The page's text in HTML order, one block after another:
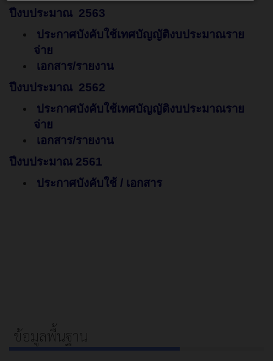
ปีงบประมาณ 2563
ประกาศบังคับใช้เทศบัญญัติงบประมาณราย
จ่าย
เอกสาร/รายงาน
ปีงบประมาณ 2562
ประกาศบังคับใช้เทศบัญญัติงบประมาณราย
จ่าย
เอกสาร/รายงาน
ปีงบประมาณ 2561
ประกาศบังคับใช้ / เอกสาร
ข้อมูลพื้นฐาน